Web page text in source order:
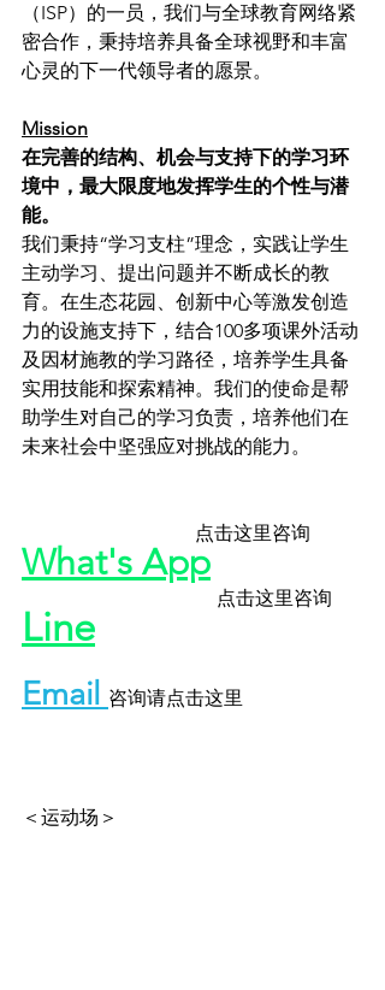
（ISP）的一员，我们与全球教育网络紧
密合作，秉持培养具备全球视野和丰富
心灵的下一代领导者的愿景。
Mission
在完善的结构、机会与支持下的学习环
境中，最大限度地发挥学生的个性与潜
能。
我们秉持“学习支柱”理念，实践让学生
主动学习、提出问题并不断成长的教
育。在生态花园、创新中心等激发创造
力的设施支持下，结合100多项课外活动
及因材施教的学习路径，培养学生具备
实用技能和探索精神。我们的使命是帮
助学生对自己的学习负责，培养他们在
未来社会中坚强应对挑战的能力。
点击这里咨询
What's App
点击这里咨询
Line
Email 咨询请点击这里
＜运动场＞